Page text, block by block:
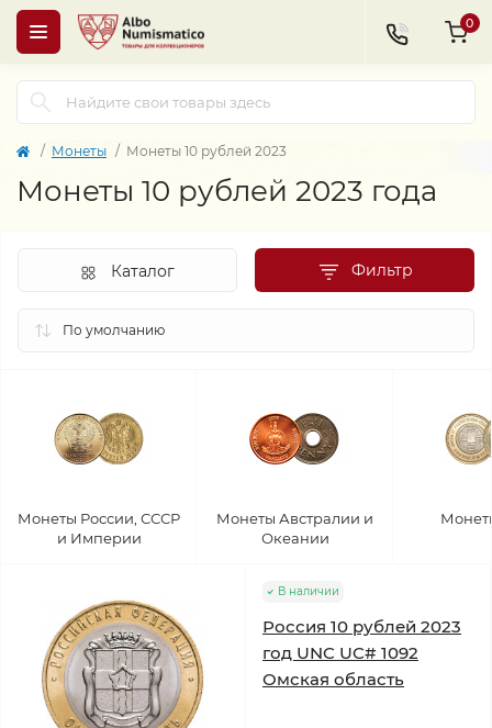
0
Монеты Монеты 10 рублей 2023
Монеты 10 рублей 2023 года
Фильтр
Каталог
Монеты России, СССР
и Империи
Монеты Австралии и
Океании
В наличии
Россия 10 рублей 2023
год UNC UC# 1092
Омская область